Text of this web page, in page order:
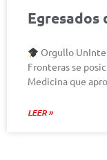
Egresados
Orgullo
Fronteras se
Medicina que
LEER »